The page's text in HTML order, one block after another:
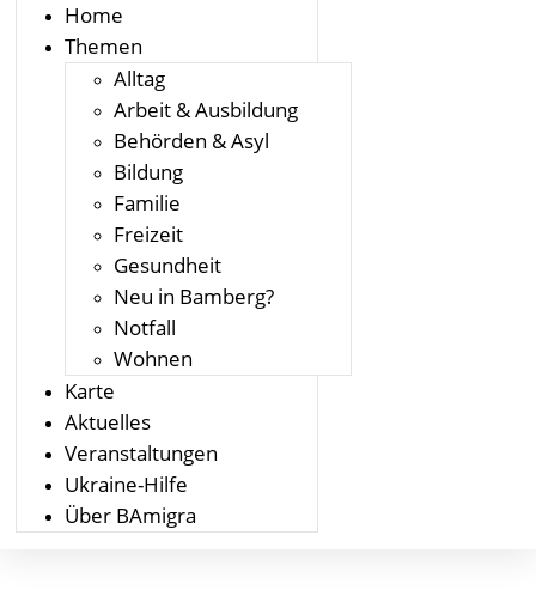
Home
Themen
Alltag
Arbeit & Ausbildung
Behörden & Asyl
Bildung
Familie
Freizeit
Gesundheit
Neu in Bamberg?
Notfall
Wohnen
Karte
Aktuelles
Veranstaltungen
Ukraine-Hilfe
Über BAmigra